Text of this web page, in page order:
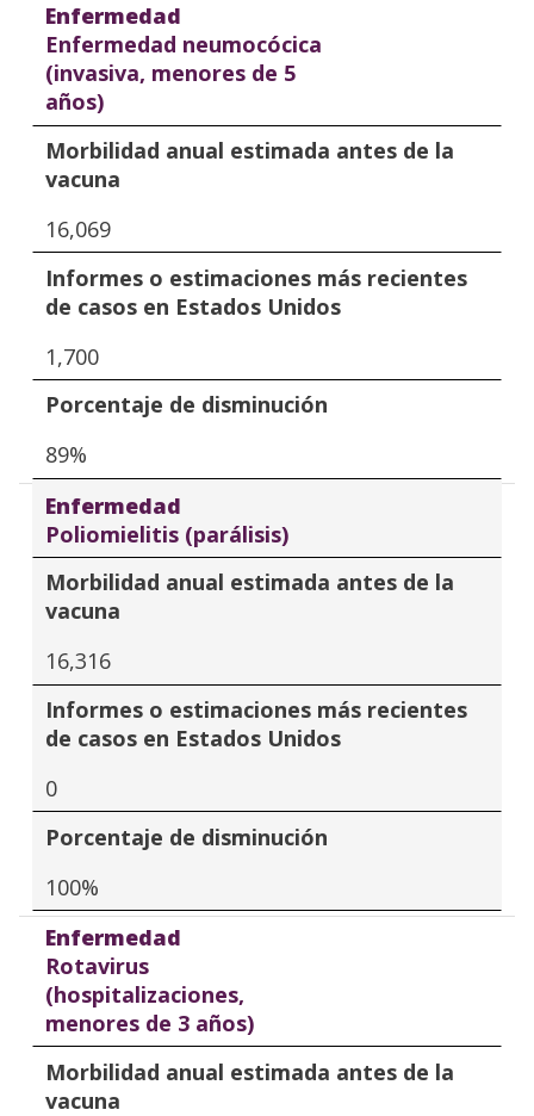
Enfermedad
Enfermedad neumocócica
(invasiva, menores de 5
años)
Morbilidad anual estimada antes de la
vacuna
16,069
Informes o estimaciones más recientes
de casos en Estados Unidos
1,700
Porcentaje de disminución
89%
Enfermedad
Poliomielitis (parálisis)
Morbilidad anual estimada antes de la
vacuna
16,316
Informes o estimaciones más recientes
de casos en Estados Unidos
0
Porcentaje de disminución
100%
Enfermedad
Rotavirus
(hospitalizaciones,
menores de 3 años)
Morbilidad anual estimada antes de la
vacuna